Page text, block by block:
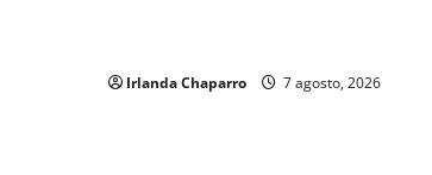
Irlanda Chaparro 7 agosto, 2026